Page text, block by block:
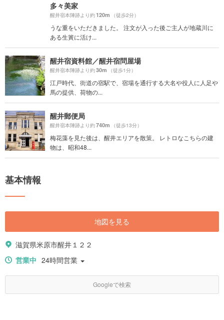
多々美家
醒井宿本陣跡より約120m （徒歩2分）
うな重をいただきました。 注文が入った後ご主人が地蔵川に
ある生簀に活け...
醒井宿資料館／醒井宿問屋場
醒井宿本陣跡より約30m （徒歩1分）
江戸時代、街道の宿駅で、宿場を通行する大名や役人に人足や
馬の提供、荷物の...
醒井郵便局
醒井宿本陣跡より約740m （徒歩13分）
梅花藻を見た後は、醒井エリアを散策。 レトロなこちらの建
物は、昭和48...
基本情報
地図を見る
滋賀県米原市醒井１２２
営業中 24時間営業
Googleで検索